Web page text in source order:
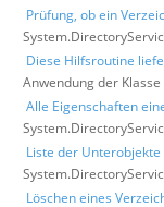
Prüfung, ob ein
Diese Hilfsroutine
Anwendung der
Alle Eigenschaften
Liste der
Löschen eines